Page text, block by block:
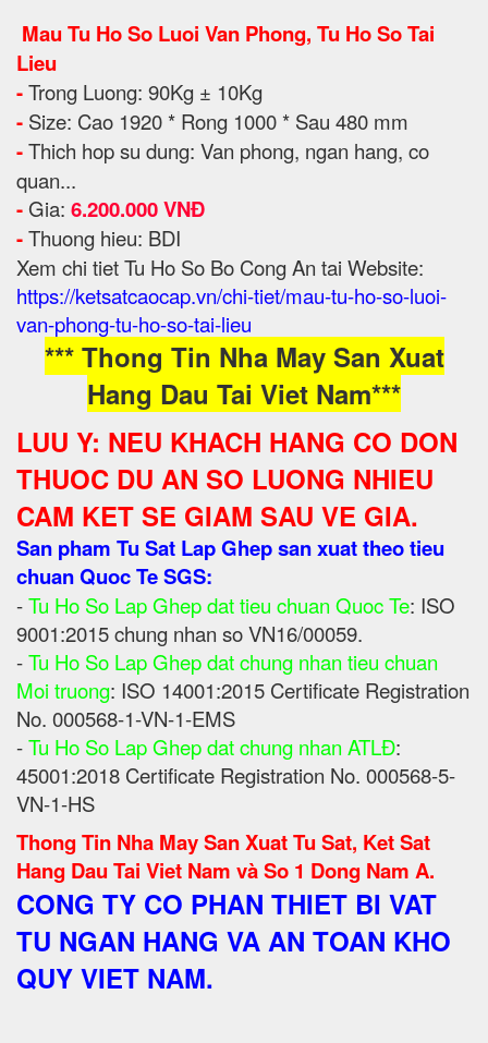
Mau Tu Ho So Luoi Van Phong, Tu Ho So Tai
Lieu
-Trong Luong: 90Kg ± 10Kg
- Size: Cao 1920 * Rong 1000 * Sau 480 mm
-Thich hop su dung: Van phong, ngan hang, co
quan...
- Gia: 6.200.000 VNĐ
-Thuong hieu: BDI
Xem chi tiet Tu Ho So Bo Cong An tai Website:
https://ketsatcaocap.vn/chi-tiet/mau-tu-ho-so-luoi-
van-phong-tu-ho-so-tai-lieu
*** Thong Tin Nha May San Xuat
Hang Dau Tai Viet Nam***
LUU Y: NEU KHACH HANG CO DON
THUOC DU AN SO LUONG NHIEU
CAM KET SE GIAM SAU VE GIA.
San pham Tu Sat Lap Ghep san xuat theo tieu
chuan Quoc Te SGS:
-Tu Ho So Lap Ghep dat tieu chuan Quoc Te: ISO
9001:2015 chung nhan so VN16/00059.
-Tu Ho So Lap Ghep dat chung nhan tieu chuan
Moi truong: ISO 14001:2015 Certificate Registration
No. 000568-1-VN-1-EMS
-Tu Ho So Lap Ghep dat chung nhan ATLĐ:
45001:2018 Certificate Registration No. 000568-5-
VN-1-HS
Thong Tin Nha May San Xuat Tu Sat, Ket Sat
Hang Dau Tai Viet Nam và So 1 Dong Nam A.
CONG TY CO PHAN THIET BI VAT
TU NGAN HANG VA AN TOAN KHO
QUY VIET NAM.